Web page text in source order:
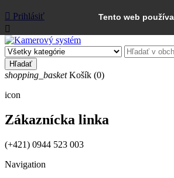
Tento web
 Prihlásiť

Hľadať
shopping_basket Košík (0)
icon
Zákaznícka linka
(+421) 0944 523 003
Navigation